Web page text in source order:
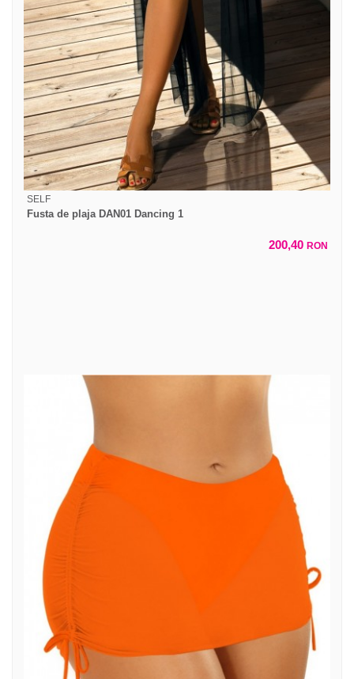
SELF
Fusta de plaja DAN01 Dancing 1
200,40 RON